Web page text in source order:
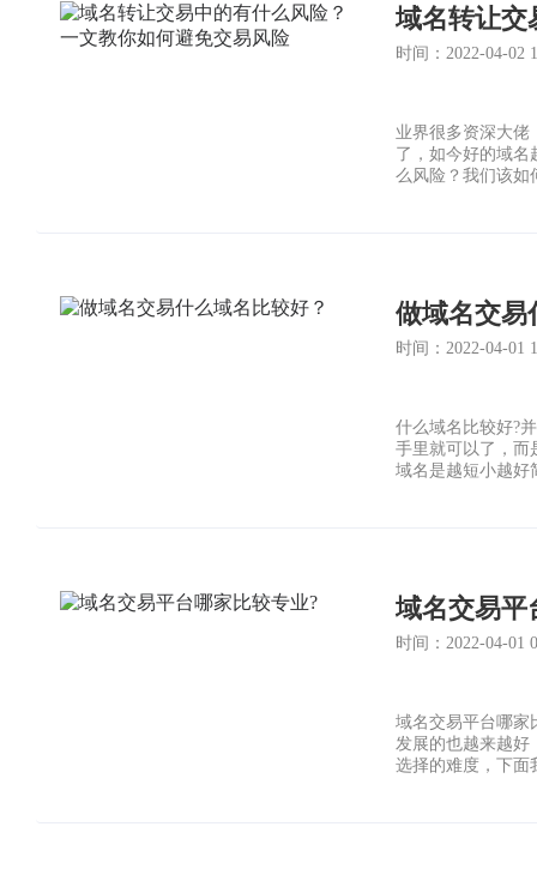
域名转让交
时间：2022-04-02
业界很多资深大佬
了，如今好的域名
么风险？我们该如
做域名交易
时间：2022-04-01
什么域名比较好?
手里就可以了，而
域名是越短小越好
域名交易平
时间：2022-04-01
域名交易平台哪家
发展的也越来越好
选择的难度，下面